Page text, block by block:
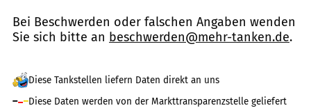
Bei Beschwerden oder falschen Angaben wenden
Sie sich bitte an beschwerden@mehr-tanken.de.
Diese Tankstellen liefern Daten direkt an uns
Diese Daten werden von der Markttransparenzstelle geliefert